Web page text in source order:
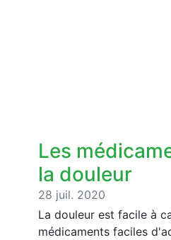
Les
la douleur
28 juil. 2020
La douleur est facile à
médicaments faciles